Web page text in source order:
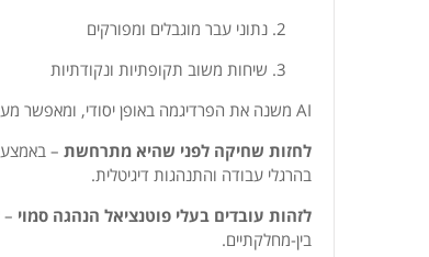
נתוני עבר מוגבלים ומפורקים
שיחות משוב תקופתיות ונקודתיות
AI משנה את הפרדיגמה באופן יסודי, ומאפשר מעבר מניהול ראקטיבי לניהול פרואקטיבי וחיזויי. כיום ניתן:
לחזות שחיקה לפני שהיא מתרחשת–
בהרגלי עבודה והתנהגות דיגיטלית.
לזהות עובדים בעלי פוטנציאל הנהגה סמוי –
בין-מחלקתיים.